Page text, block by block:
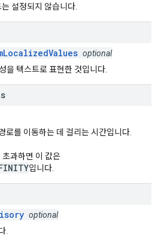
설정되지 않습니다.
optional
을 텍스트로 표현한 것입니다.
로를 이동하는 데 걸리는 시간입니다.
과하면 이 값은
입니다.
optional
.